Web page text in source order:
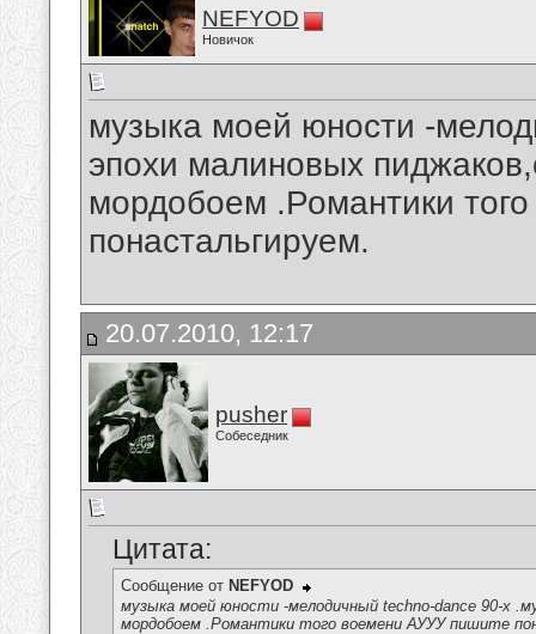
NEFYOD
Новичок
музыка моей юности -
эпохи малиновых
мордобоем .Романтики
понастальгируем.
20.07.2010, 12:17
pusher
Собеседник
Цитата:
Сообщение от NEFYOD
музыка моей юности -мелодичный techno-dance 90-х
мордобоем .Романтики того воемени АУУУ пишите